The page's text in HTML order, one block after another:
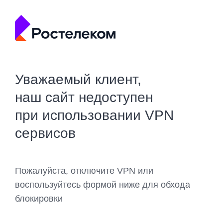
Уважаемый клиент,
наш сайт недоступен
при использовании VPN
сервисов
Пожалуйста, отключите VPN или
воспользуйтесь формой ниже для обхода
блокировки